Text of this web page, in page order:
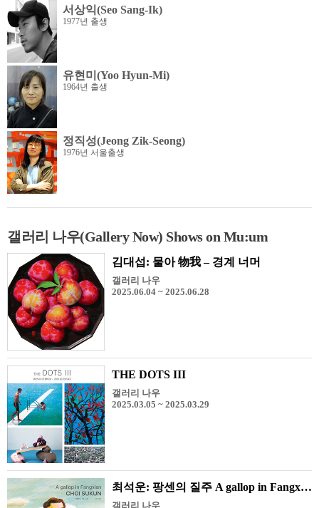
서상익(Seo Sang-Ik)
1977년 출생
유현미(Yoo Hyun-Mi)
1964년 출생
정직성(Jeong Zik-Seong)
1976년 서울출생
갤러리 나우(Gallery Now) Shows on Mu:um
김대섭: 물아 物我 – 경계 너머
갤러리 나우
2025.06.04 ~ 2025.06.28
THE DOTS III
갤러리 나우
2025.03.05 ~ 2025.03.29
최석운: 팡센의 질주 A gallop in Fangxian
갤러리 나우